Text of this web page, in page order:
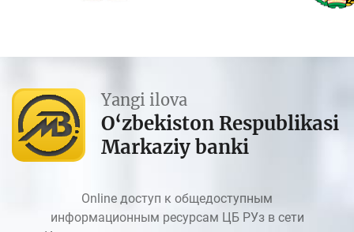
Yangi ilova
O‘zbekiston Respublikasi
Markaziy banki
Online доступ к общедоступным
информационным ресурсам ЦБ РУз в сети